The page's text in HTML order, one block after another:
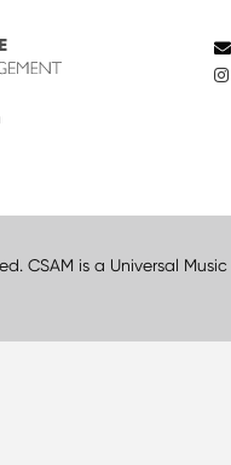
CSAM is a Universal Music